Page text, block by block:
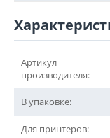
Артикул
производителя:
В упаковке:
Для принтеров: